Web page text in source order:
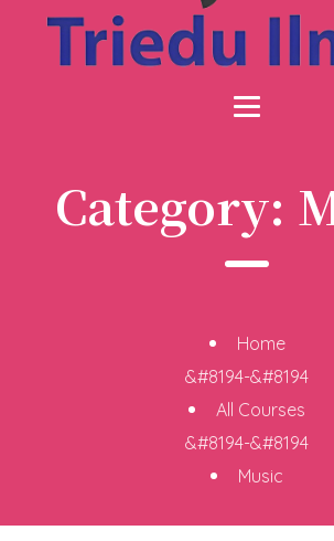
Category:
Home
&#8194-&#8194
All Courses
&#8194-&#8194
Music